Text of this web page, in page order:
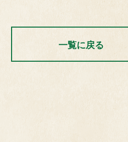
一覧に戻る